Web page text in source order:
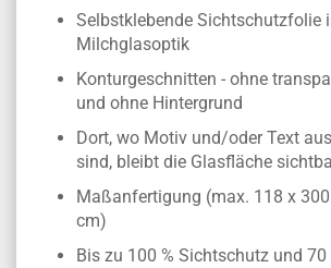
Selbstklebende Sichtschutzfolie
Milchglasoptik
Konturgeschnitten - ohne
und ohne Hintergrund
Dort, wo Motiv und/oder Text
sind, bleibt die Glasfläche
Maßanfertigung (max. 118 x
cm)
Bis zu 100 % Sichtschutz und 70